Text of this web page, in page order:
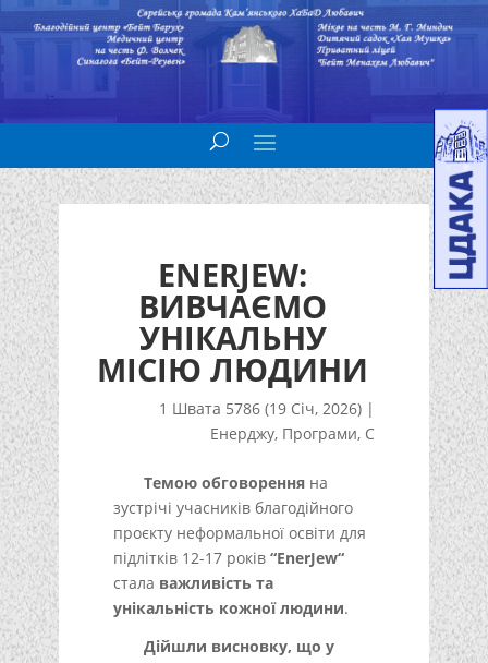
ENERJEW:
ВИВЧАЄМО
УНІКАЛЬНУ
МІСІЮ ЛЮДИНИ
1 Швата 5786 (19 Січ, 2026) |
Енерджу, Програми, С
Темою обговоренняна
зустрічі учасників благодійного
проєкту неформальної освіти для
підлітків 12-17 років “EnerJew“
стала важливість та
унікальність кожної людини.
Дійшли висновку, що у